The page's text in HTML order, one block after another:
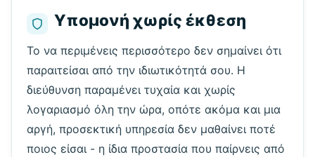
Υπομονή χωρίς έκθεση
Το να περιμένεις περισσότερο δεν σημαίνει ότι
παραιτείσαι από την ιδιωτικότητά σου. Η
διεύθυνση παραμένει τυχαία και χωρίς
λογαριασμό όλη την ώρα, οπότε ακόμα και μια
αργή, προσεκτική υπηρεσία δεν μαθαίνει ποτέ
ποιος είσαι - η ίδια προστασία που παίρνεις από